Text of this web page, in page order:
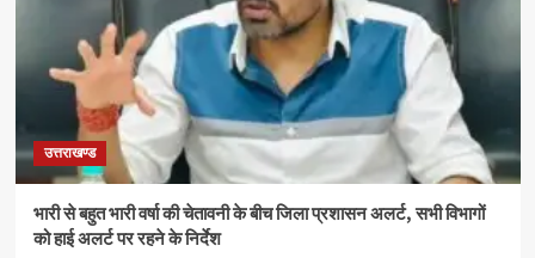
उत्तराखण्ड
भारी से बहुत भारी वर्षा की चेतावनी के बीच जिला प्रशासन अलर्ट, सभी विभागों
को हाई अलर्ट पर रहने के निर्देश